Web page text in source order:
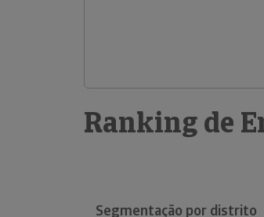
Ranking de
Segmentação por distrito